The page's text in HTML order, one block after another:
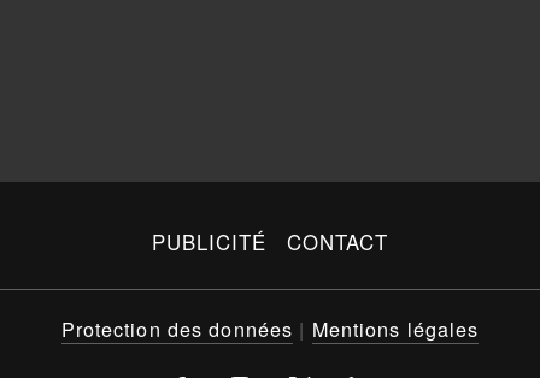
PUBLICITÉ CONTACT
Protection des données | Mentions légales